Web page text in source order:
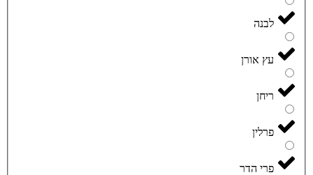
לבנה
עץ אורן
ריחן
פרלין
פרי הדר